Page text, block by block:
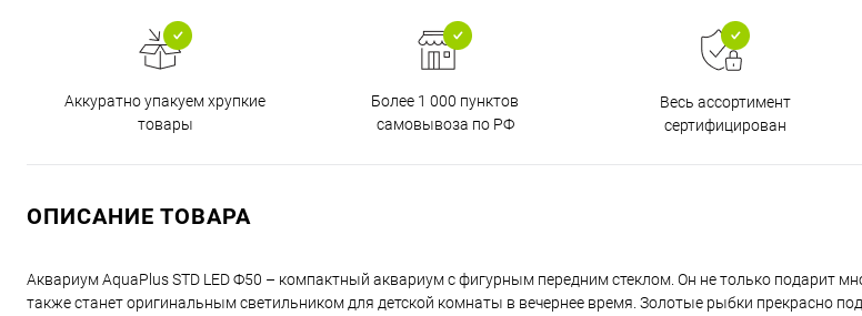
Аккуратно упакуем хрупкие
товары
Более 1 000 пунктов
самовывоза по РФ
Весь ассортимент
сертифицирован
ОПИСАНИЕ ТОВАРА
Аквариум AquaPlus STD LED Ф50 – компактный аквариум с фигурным передним стеклом. Он не только подарит
также станет оригинальным светильником для детской комнаты в вечернее время. Золотые рыбки прекрасно